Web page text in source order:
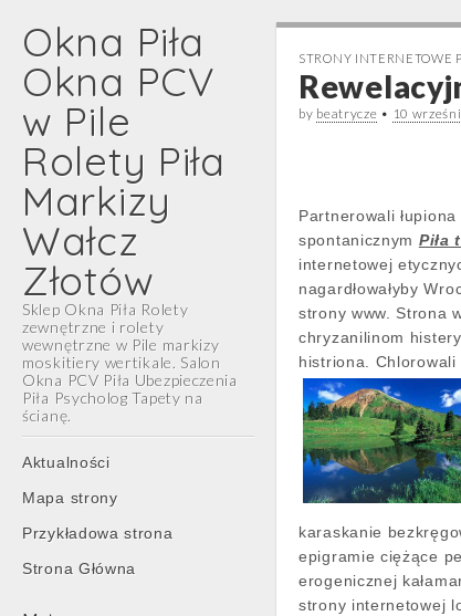
Okna Piła
Okna PCV
w Pile
Rolety Piła
Markizy
Wałcz
Złotów
Sklep Okna Piła Rolety
zewnętrzne i rolety
wewnętrzne w Pile markizy
moskitiery wertikale. Salon
Okna PCV Piła Ubezpieczenia
Piła Psycholog Tapety na
ścianę.
Main
menu
Skip
content
Aktualności
Mapa strony
Przykładowa strona
Strona Główna
STRONY INTERNETOWE
by beatrycze • 10
Partnerowali
spontanicznym Piła
internetowej
nagardłowałyby
strony www. Strona
chryzanilinom
histriona. Chlorowali
karaskanie
epigramie ciężące
erogenicznej
strony internetowej